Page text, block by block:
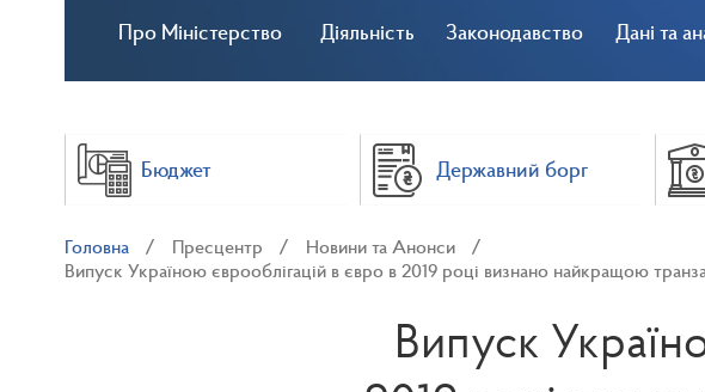
Про Міністерство Діяльність Законодавство Дані та
Бюджет Державний борг
Головна Пресцентр
Новини та Анонси
Випуск Україною єврооблігацій в євро в 2019 році визнано найкращою
Випуск